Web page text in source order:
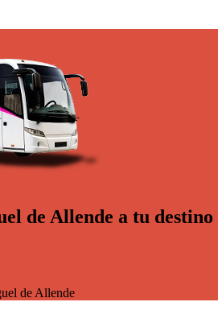
de Allende a tu destino
de Allende